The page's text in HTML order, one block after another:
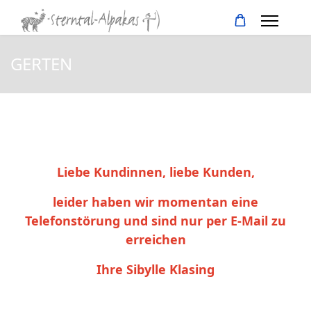
GERTEN
Liebe Kundinnen, liebe Kunden,
leider haben wir momentan eine
Telefonstörung und sind nur per E-Mail zu
erreichen
Ihre Sibylle Klasing